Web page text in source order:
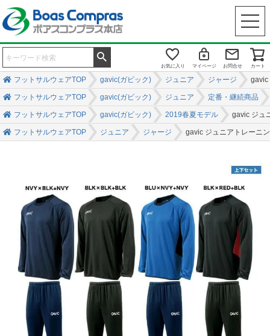
お気に入り マイページ お問合せ カート
フットサルウェアTOP gavic(ガビック) ジュニア ジャージ gavic
フットサルウェアTOP gavic(ガビック) ジュニア 定番・継続商品
フットサルウェアTOP gavic(ガビック) 2019春夏モデル gavic ジュ
フットサルウェアTOP ジュニア ジャージ gavic ジュニアトレーニ